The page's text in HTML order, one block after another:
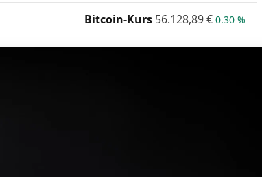
Bitcoin-Kurs 56.128,89€ 0.30 %